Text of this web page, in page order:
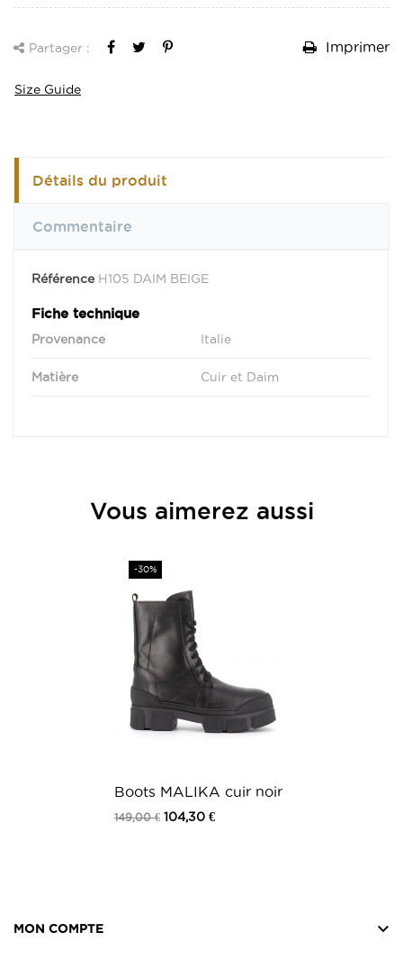
Partager :
Size Guide
Imprimer
Détails du produit
Commentaire
Référence H105 DAIM BEIGE
Fiche technique
Provenance Italie
Matière Cuir et Daim
Vous aimerez aussi
-30%
Boots MALIKA cuir noir
149,00 € 104,30 €
MON COMPTE
